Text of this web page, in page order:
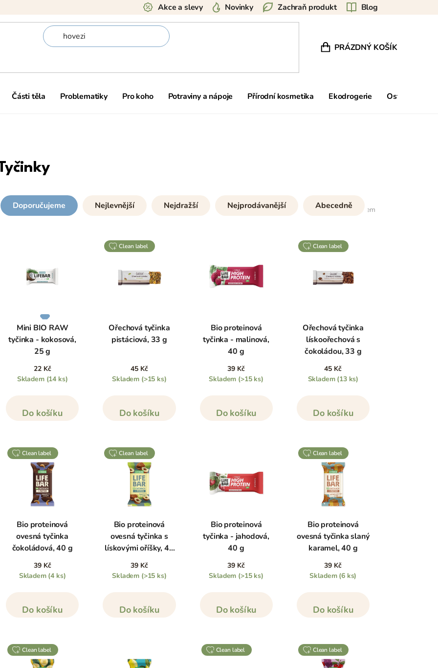
Blog
Zachraň produkt
Novinky
Akce a slevy
NÁKUPNÍ KOŠÍK
PRÁZDNÝ KOŠÍK
Části těla Problematiky Pro koho Potraviny a nápoje Přírodní kosmetika Ekodrogerie Ostatní
35položek celkem
Doporučujeme Nejlevnější Nejdražší Nejprodávanější Abecedně
Mini BIO RAW
tyčinka - kokosová,
25 g
22 Kč
Skladem (14 ks)
Do košíku
clean label
Ořechová tyčinka
pistáciová, 33 g
45 Kč
Skladem (>15 ks)
Do košíku
Bio proteinová
tyčinka - malinová,
40 g
39 Kč
Skladem (>15 ks)
Do košíku
clean label
Ořechová tyčinka
lískoořechová s
čokoládou, 33 g
45 Kč
Skladem (13 ks)
Do košíku
clean label
Bio proteinová
ovesná tyčinka
čokoládová, 40 g
39 Kč
Skladem (4 ks)
Do košíku
clean label
Bio proteinová
ovesná tyčinka s
lískovými oříšky, 40
g
39 Kč
Skladem (>15 ks)
Do košíku
Bio proteinová
tyčinka - jahodová,
40 g
39 Kč
Skladem (>15 ks)
Do košíku
clean label
Bio proteinová
ovesná tyčinka slaný
karamel, 40 g
39 Kč
Skladem (6 ks)
Do košíku
clean label clean label clean label